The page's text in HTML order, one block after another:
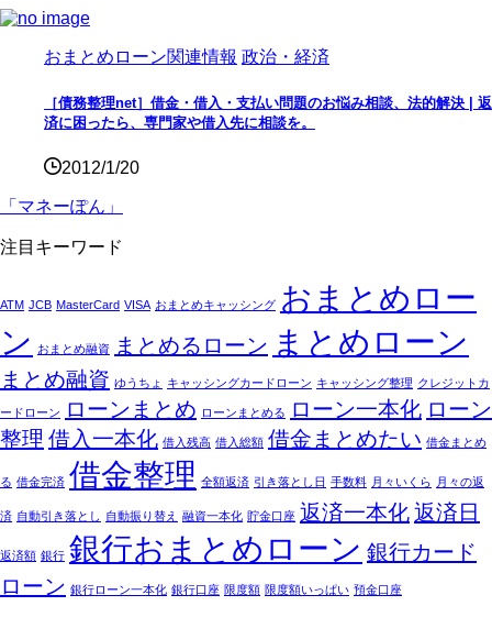
おまとめローン関連情報 政治・経済
［債務整理net］借金・借入・支払い問題のお悩み相談、法的解決 | 返
済に困ったら、専門家や借入先に相談を。
2012/1/20
「マネーぽん」
注目キーワード
ATM JCB MasterCard VISA おまとめキャッシング おまとめロー
ン
おまとめ融資 まとめるローン まとめローン
まとめ融資 ゆうちょ キャッシングカードローン キャッシング整理 クレジットカ
ードローン ローンまとめ ローンまとめる ローン一本化 ローン
整理 借入一本化 借入残高 借入総額 借金まとめたい 借金まとめ
る 借金完済 借金整理 全額返済 引き落とし日 手数料 月々いくら 月々の返
済 自動引き落とし 自動振り替え 融資一本化 貯金口座 返済一本化返済日
返済額 銀行 銀行おまとめローン 銀行カード
ローン 銀行ローン一本化 銀行口座 限度額 限度額いっぱい 預金口座